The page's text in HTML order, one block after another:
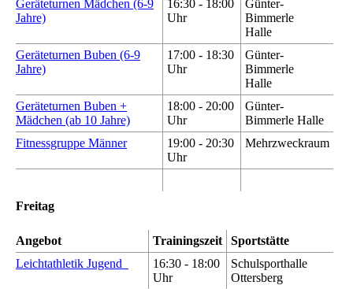
Geräteturnen Mädchen (6-9
Jahre)
16:30 - 18:00
Uhr
Günter-
Bimmerle
Halle
Geräteturnen Buben (6-9
Jahre)
17:00 - 18:30
Uhr
Günter-
Bimmerle
Halle
Geräteturnen Buben +
Mädchen (ab 10 Jahre)
18:00 - 20:00
Uhr
Günter-
Bimmerle Halle
Fitnessgruppe Männer
19:00 - 20:30
Uhr
Mehrzweckraum
Freitag
Angebot Trainingszeit
Sportstätte
Leichtathletik Jugend
16:30 - 18:00
Uhr
Schulsporthalle
Ottersberg